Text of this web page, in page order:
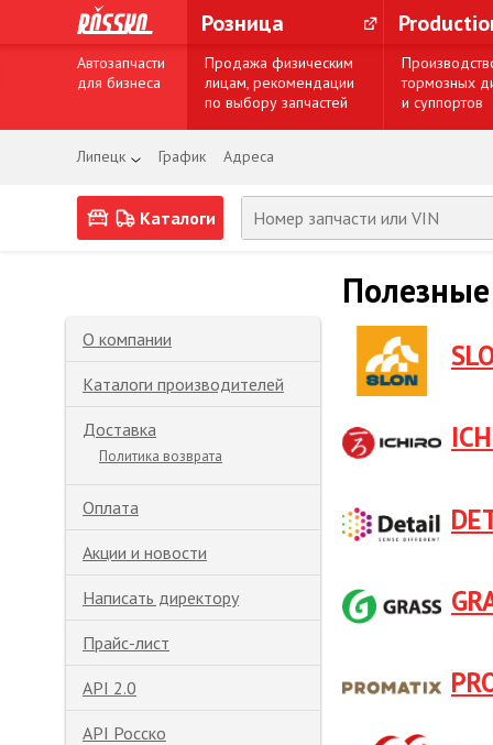
Розница
Автозапчасти
для бизнеса
Продажа физическим
лицам, рекомендации
по выбору запчастей
тормозных
и суппортов
Липецк График Адреса
Каталоги
О компании
Каталоги производителей
Доставка
Политика возврата
Оплата
Акции и новости
Написать директору
Прайс-лист
API 2.0
API Росско